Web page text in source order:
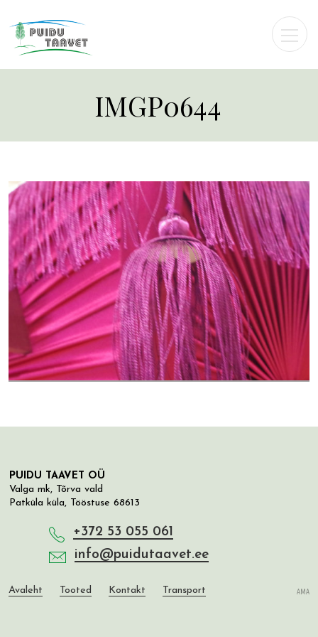
IMGP0644
PUIDU TAAVET OÜ
Valga mk, Tõrva vald
Patküla küla, Tööstuse 68613
+372 53 055 061
info@puidutaavet.ee
Avaleht Tooted Kontakt Transport AMA